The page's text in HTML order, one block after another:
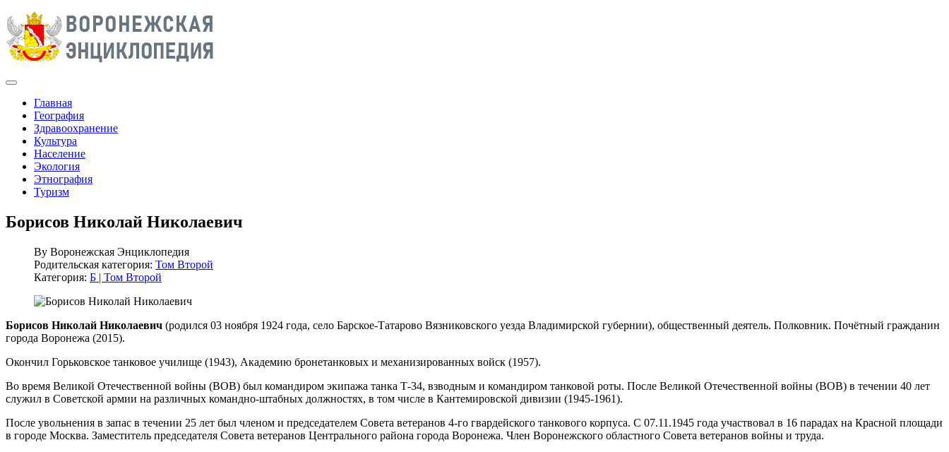
Главная
География
Здравоохранение
Культура
Население
Экология
Этнография
Туризм
Борисов Николай Николаевич
By Воронежская Энциклопедия
Родительская категория: Том Второй
Категория: Б | Том Второй
Борисов Николай Николаевич (родился 03 ноября 1924 года, село Барское-Татарово Вязниковского уезда Владимирской губернии), общественный деятель. Полковник. Почётный гражданин
города Воронежа (2015).
Окончил Горьковское танковое училище (1943), Академию бронетанковых и механизированных войск (1957).
Во время Великой Отечественной войны (ВОВ) был командиром экипажа танка Т-34, взводным и командиром танковой роты. После Великой Отечественной войны (ВОВ) в течении 40 лет
служил в Советской армии на различных командно-штабных должностях, в том числе в Кантемировской дивизии (1945-1961).
После увольнения в запас в течении 25 лет был членом и председателем Совета ветеранов 4-го гвардейского танкового корпуса. С 07.11.1945 года участвовал в 16 парадах на Красной площади
в городе Москва. Заместитель председателя Совета ветеранов Центрального района города Воронежа. Член Воронежского областного Совета ветеранов войны и труда.